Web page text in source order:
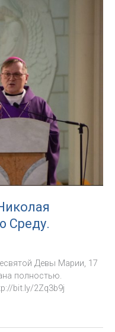
Среду.
Девы Марии, 17
полностью.
bit.ly/2Zq3b9j